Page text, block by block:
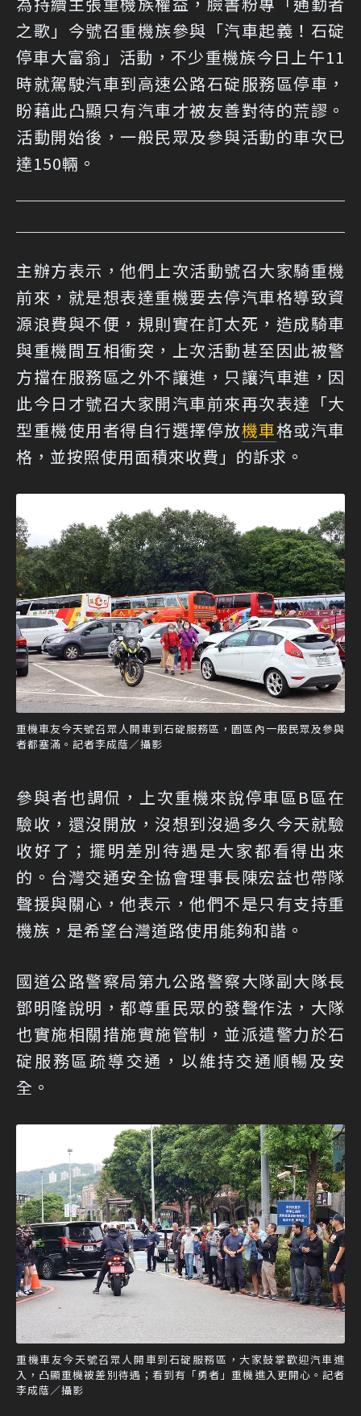
之歌」今號召重機族參與「汽車起義！石碇
停車大富翁」活動，不少重機族今日上午11
時就駕駛汽車到高速公路石碇服務區停車，
盼藉此凸顯只有汽車才被友善對待的荒謬。
活動開始後，一般民眾及參與活動的車次已
達150輛。
主辦方表示，他們上次活動號召大家騎重機
前來，就是想表達重機要去停汽車格導致資
源浪費與不便，規則實在訂太死，造成騎車
與重機間互相衝突，上次活動甚至因此被警
方擋在服務區之外不讓進，只讓汽車進，因
此今日才號召大家開汽車前來再次表達「大
型重機使用者得自行選擇停放機車格或汽車
格，並按照使用面積來收費」的訴求。
重機車友今天號召眾人開車到石碇服務區，園區內一般民眾及參與
者都塞滿。記者李成蔭／攝影
參與者也調侃，上次重機來說停車區B區在
驗收，還沒開放，沒想到沒過多久今天就驗
收好了；擺明差別待遇是大家都看得出來
的。台灣交通安全協會理事長陳宏益也帶隊
聲援與關心，他表示，他們不是只有支持重
機族，是希望台灣道路使用能夠和諧。
國道公路警察局第九公路警察大隊副大隊長
鄧明隆說明，都尊重民眾的發聲作法，大隊
也實施相關措施實施管制，並派遣警力於石
碇服務區疏導交通，以維持交通順暢及安
全。
重機車友今天號召眾人開車到石碇服務區，大家鼓掌歡迎汽車進
入，凸顯重機被差別待遇；看到有「勇者」重機進入更開心。記者
李成蔭／攝影